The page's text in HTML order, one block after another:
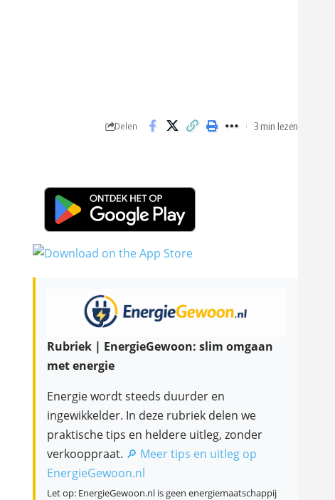
Delen 3 min lezen
Rubriek | EnergieGewoon: slim omgaan
met energie
Energie wordt steeds duurder en
ingewikkelder. In deze rubriek delen we
praktische tips en heldere uitleg, zonder
verkooppraat. 🔎 Meer tips en uitleg op
EnergieGewoon.nl
Let op: EnergieGewoon.nl is geen energiemaatschappij